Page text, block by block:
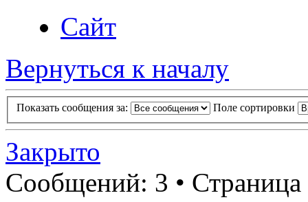
Сайт
Вернуться к началу
Показать сообщения за: Поле сортировки
Закрыто
Сообщений: 3 • Страница